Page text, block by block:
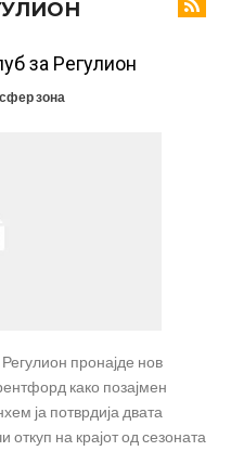
какво што не е видено од
а потоа градоначалникот
за Регулион
зона
пронајде нов
како позајмен
ја потврдија двата
откуп на крајот од сезоната